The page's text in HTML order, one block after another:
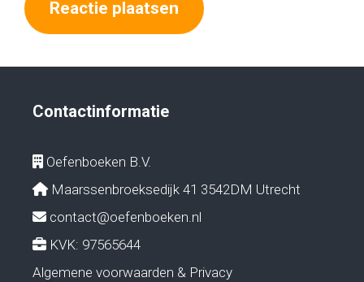
Contactinformatie
Oefenboeken B.V.
Maarssenbroeksedijk 41 3542DM Utrecht
contact@oefenboeken.nl
KVK: 97565644
Algemene voorwaarden & Privacy